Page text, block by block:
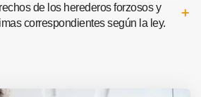
de los herederos forzosos y
correspondientes según la ley.